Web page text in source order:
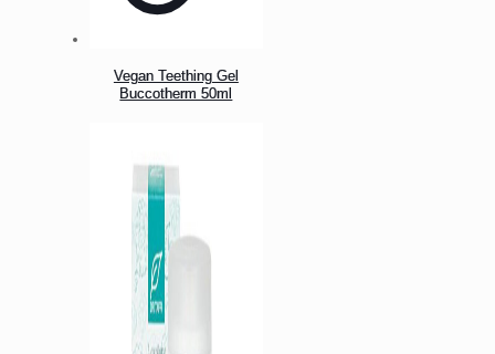
Vegan Teething Gel
Buccotherm 50ml